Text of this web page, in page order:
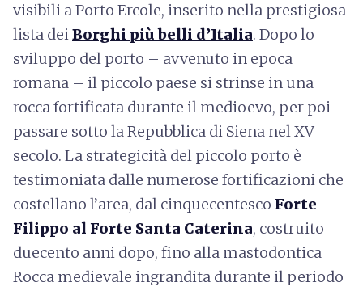
visibili a Porto Ercole, inserito nella prestigiosa
lista deiBorghi più belli d’Italia. Dopo lo
sviluppo del porto – avvenuto in epoca
romana – il piccolo paese si strinse in una
rocca fortificata durante il medioevo, per poi
passare sotto la Repubblica di Siena nel XV
secolo. La strategicità del piccolo porto è
testimoniata dalle numerose fortificazioni che
costellano l’area, dal cinquecentesco Forte
Filippo al Forte Santa Caterina, costruito
duecento anni dopo, fino alla mastodontica
Rocca medievale ingrandita durante il periodo